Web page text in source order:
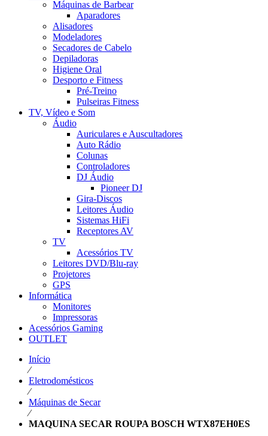
Máquinas de Barbear
Aparadores
Alisadores
Modeladores
Secadores de Cabelo
Depiladoras
Higiene Oral
Desporto e Fitness
Pré-Treino
Pulseiras Fitness
TV, Vídeo e Som
Áudio
Auriculares e Auscultadores
Auto Rádio
Colunas
Controladores
DJ Áudio
Pioneer DJ
Gira-Discos
Leitores Áudio
Sistemas HiFi
Receptores AV
TV
Acessórios TV
Leitores DVD/Blu-ray
Projetores
GPS
Informática
Monitores
Impressoras
Acessórios Gaming
OUTLET
Início
⁄
Eletrodomésticos
⁄
Máquinas de Secar
⁄
MAQUINA SECAR ROUPA BOSCH WTX87EH0ES